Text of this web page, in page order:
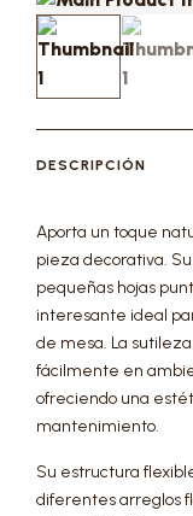
DESCRIPCIÓN
Aporta un toque
pieza decorativa.
pequeñas hojas
interesante ideal
de mesa. La
fácilmente en
ofreciendo una
mantenimiento.
Su estructura
diferentes arreglos